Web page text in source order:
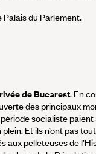
du Parlement.
de Bucarest. En
des principaux
socialiste
Et ils n’ont pas
pelleteuses de